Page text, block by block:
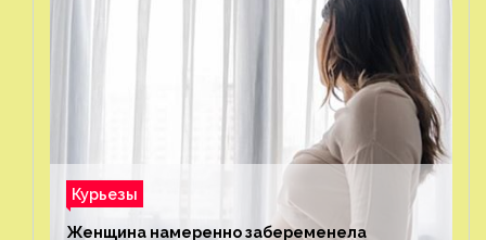
Курьезы
Женщина намеренно забеременела